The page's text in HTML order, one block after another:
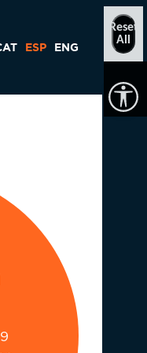
ESP ENG
Reset
All